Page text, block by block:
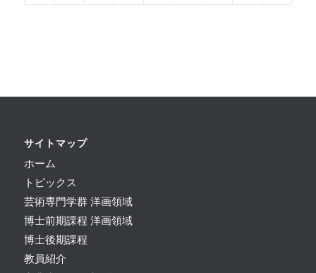
サイトマップ
ホーム
トピックス
芸術専門学群 洋画領域
博士前期課程 洋画領域
博士後期課程
教員紹介